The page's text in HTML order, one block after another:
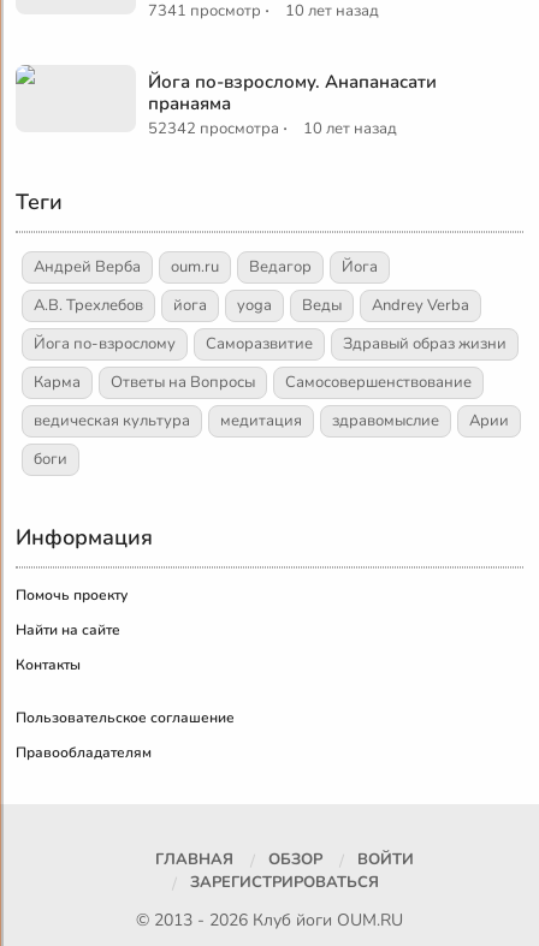
7341 просмотр · 10 лет назад
Йога по-взрослому. Анапанасати
пранаяма
52342 просмотра · 10 лет назад
Теги
Андрей Верба oum.ru Ведагор
Йога
А.В. Трехлебов
йога yoga Веды
Andrey Verba
Йога по-взрослому
Саморазвитие
Здравый образ жизни
Карма
Ответы на Вопросы
Самосовершенствование
ведическая культура
медитация здравомыслие
Арии
боги
Информация
Помочь проекту
Найти на сайте
Контакты
Пользовательское соглашение
Правообладателям
ГЛАВНАЯ ОБЗОР
ВОЙТИ
ЗАРЕГИСТРИРОВАТЬСЯ
© 2013 - 2026 Клуб йоги OUM.RU